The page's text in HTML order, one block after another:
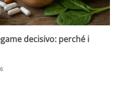
decisivo: perché i